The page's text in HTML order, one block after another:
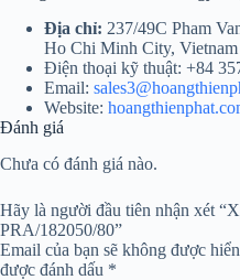
Địa chỉ: 237/49C Pham
Ho Chi Minh City, Vietnam
Điện thoại kỹ thuật: +84
Email:
Website:
Đánh giá
Chưa có đánh giá nào.
Hãy là người đầu tiên nhận xét
PRA/182050/80”
Email của bạn sẽ không được
được đánh dấu *